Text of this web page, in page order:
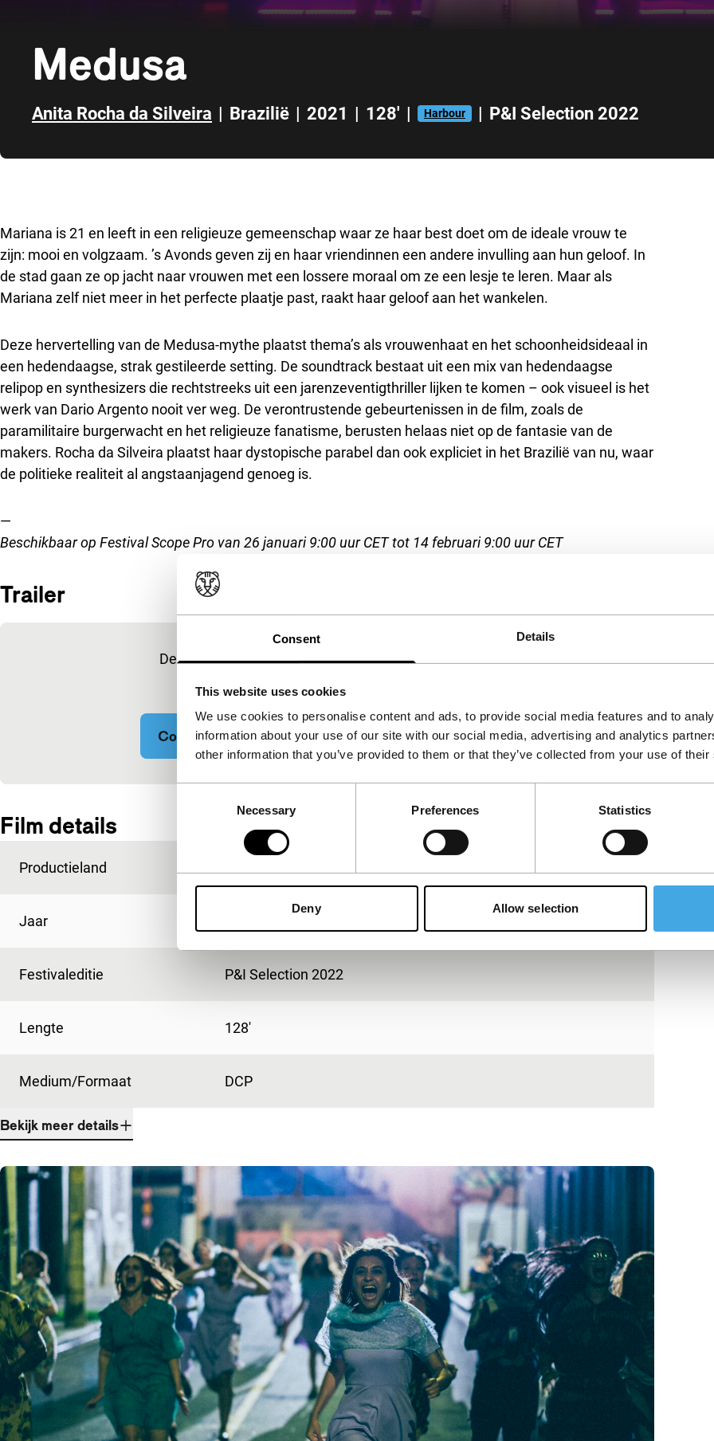
Consent Details
This website uses cookies
We use cookies to personalise content and ads, to provide social media features and to
information about your use of our site with our social media, advertising and analytics
other information that you’ve provided to them or that they’ve collected from your use of
Necessary Preferences Statistics
Deny Allow selection
Medusa
Anita Rocha da Silveira | Brazilië | 2021 | 128' | Harbour | P&I Selection 2022
Mariana is 21 en leeft in een religieuze gemeenschap waar ze haar best doet om de ideale vrouw te
zijn: mooi en volgzaam. ’s Avonds geven zij en haar vriendinnen een andere invulling aan hun geloof. In
de stad gaan ze op jacht naar vrouwen met een lossere moraal om ze een lesje te leren. Maar als
Mariana zelf niet meer in het perfecte plaatje past, raakt haar geloof aan het wankelen.
Deze hervertelling van de Medusa-mythe plaatst thema’s als vrouwenhaat en het schoonheidsideaal in
een hedendaagse, strak gestileerde setting. De soundtrack bestaat uit een mix van hedendaagse
relipop en synthesizers die rechtstreeks uit een jarenzeventigthriller lijken te komen – ook visueel is het
werk van Dario Argento nooit ver weg. De verontrustende gebeurtenissen in de film, zoals de
paramilitaire burgerwacht en het religieuze fanatisme, berusten helaas niet op de fantasie van de
makers. Rocha da Silveira plaatst haar dystopische parabel dan ook expliciet in het Brazilië van nu, waar
de politieke realiteit al angstaanjagend genoeg is.
—
Beschikbaar op Festival Scope Pro van 26 januari 9:00 uur CET tot 14 februari 9:00 uur CET
Trailer
Ingesloten inhoud van YouTube overslaan
Deze inhoud is beschikbaar na het accepteren van de
Cookie-instellingen wijzigen Bekijk op YouTube
Film details
Productieland
Jaar
Festivaleditie P&I Selection 2022
Lengte 128'
Medium/Formaat DCP
Bekijk meer details